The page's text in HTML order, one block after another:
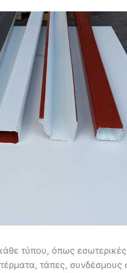
τύπου, όπως εσωτερικές
τάπες, συνδέσμους